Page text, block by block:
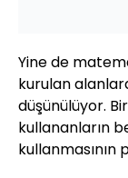
Yine de
kurulan
düşünülüyor.
kullananların
kullanmasının